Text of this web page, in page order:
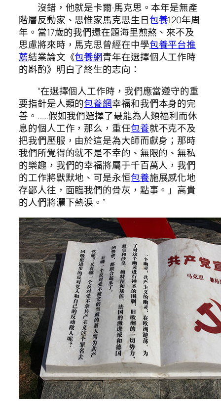
沒錯，他就是卡爾·馬克思。本年是無產
階層反動家、思惟家馬克思生日包養120年周
年。當17歲的我們還在題海里煎熬、來不及
思慮將來時，馬克思曾經在中學包養平台推
薦結業論文《包養網青年在選擇個人工作時
的斟酌》明白了終生的志向：
“在選擇個人工作時，我們應當遵守的重
要指針是人類的包養網幸福和我們本身的完
善。……假如我們選擇了最能為人類福利而休
息的個人工作，那么，重任包養就不克不及
把我們壓服，由於這是為大師而獻身；那時
我們所覺得的就不是不幸的、無限的、無私
的樂趣，我們的幸福將屬于千百萬人，我們
的工作將默默地、可是永恒包養施展感化地
存鄙人往，面臨我們的骨灰，點事。」高貴
的人們將灑下熱淚。”